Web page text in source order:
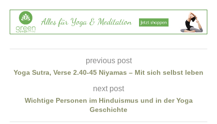
previous post
Yoga Sutra, Verse 2.40-45 Niyamas – Mit sich selbst leben
next post
Wichtige Personen im Hinduismus und in der Yoga
Geschichte